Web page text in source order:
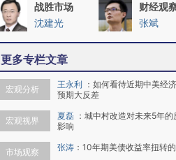
战胜市场
沈建光
财经观
张斌
更多专栏文章
宏观分析 王永利 ： 如何看待近期中美经
预期大反差
宏观视界 夏磊 ： 城中村改造对未来5年的
影响
市场观察 张涛 ： 10年期美债收益率扭转